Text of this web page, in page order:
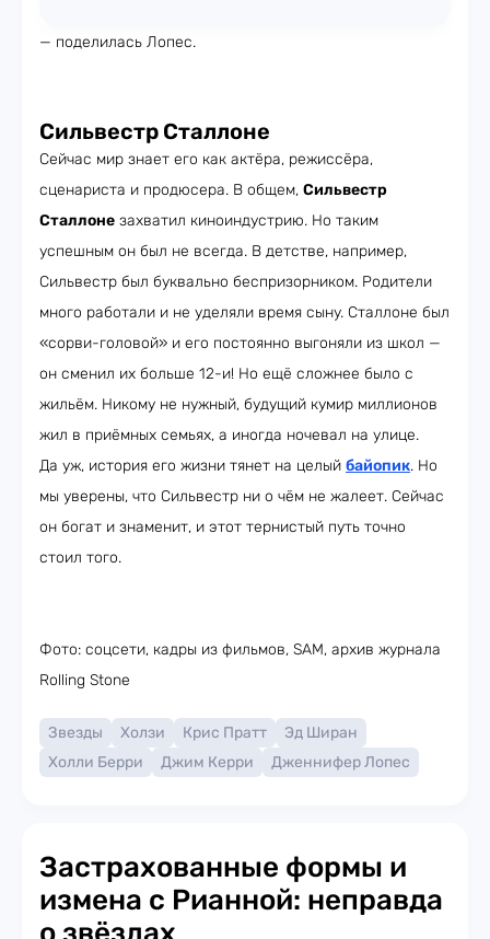
— поделилась Лопес.
Сильвестр Сталлоне
Сейчас мир знает его как актёра, режиссёра,
сценариста и продюсера. В общем, Сильвестр
Сталлоне захватил киноиндустрию. Но таким
успешным он был не всегда. В детстве, например,
Сильвестр был буквально беспризорником. Родители
много работали и не уделяли время сыну. Сталлоне был
«сорви-головой» и его постоянно выгоняли из школ —
он сменил их больше 12-и! Но ещё сложнее было с
жильём. Никому не нужный, будущий кумир миллионов
жил в приёмных семьях, а иногда ночевал на улице.
Да уж, история его жизни тянет на целый байопик. Но
мы уверены, что Сильвестр ни о чём не жалеет. Сейчас
он богат и знаменит, и этот тернистый путь точно
стоил того.
Фото: соцсети, кадры из фильмов, SAM, архив журнала
Rolling Stone
Звезды Холзи Крис Пратт
Эд Ширан
Холли Берри
Джим Керри Дженнифер Лопес
Застрахованные формы и
измена с Рианной: неправда